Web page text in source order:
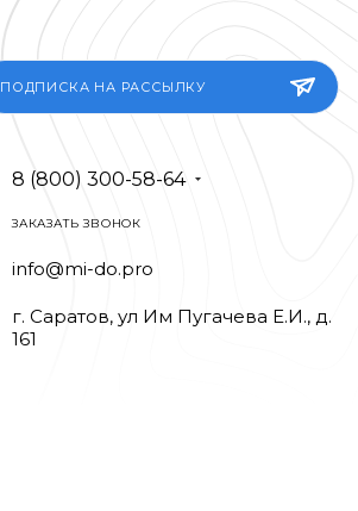
ПОДПИСКА НА РАССЫЛКУ
8 (800) 300-58-64
ЗАКАЗАТЬ ЗВОНОК
info@mi-do.pro
г. Саратов, ул Им Пугачева Е.И., д.
161